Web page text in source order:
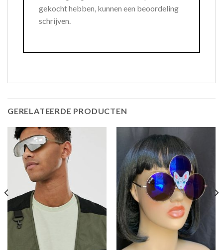
gekocht hebben, kunnen een beoordeling
schrijven.
GERELATEERDE PRODUCTEN